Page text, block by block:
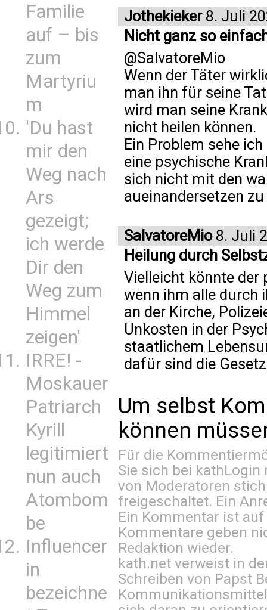
Familie
auf – bis
zum
Martyriu
m
'Du hast
mir den
Weg nach
Ars
gezeigt;
ich werde
Dir den
Weg zum
Himmel
zeigen'
IRRE! -
Moskauer
Patriarch
Kyrill
legitimiert
nun auch
Atombom
be
Influencer
in
bezeichne
Jothekieker8. Juli
Nicht ganz so
@SalvatoreMio
Wenn der Täter
man ihn für seine
wird man seine
nicht heilen können.
Ein Problem sehe
eine psychische
sich nicht mit den
aueinandersetzen
SalvatoreMio8. Juli
Heilung durch
Vielleicht könnte der
wenn ihm alle durch
an der Kirche,
Unkosten in der
staatlichem
dafür sind die
Um selbst
können
Für die
Sie sich bei kathLogin
von Moderatoren
freigeschaltet. Ein
Ein Kommentar ist
Kommentare geben
Redaktion wieder.
kath.net verweist in
Schreiben von Papst